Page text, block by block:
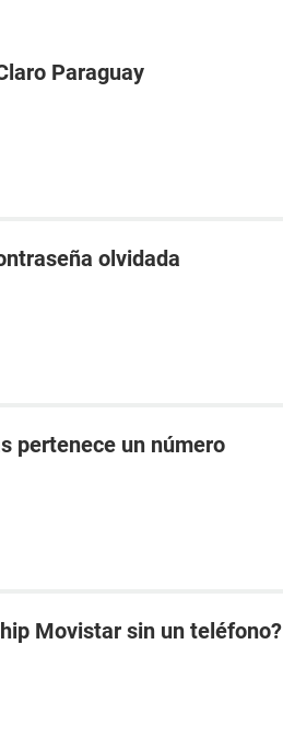
Paraguay
olvidada
pertenece un número
Movistar sin un teléfono?